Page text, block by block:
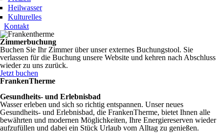
Heilwasser
Kulturelles
Kontakt
Zimmerbuchung
Buchen Sie Ihr Zimmer über unser externes Buchungstool. Sie
verlassen für die Buchung unsere Website und kehren nach Abschluss
wieder zu uns zurück.
Jetzt buchen
FrankenTherme
Gesundheits- und Erlebnisbad
Wasser erleben und sich so richtig entspannen. Unser neues
Gesundheits- und Erlebnisbad, die FrankenTherme, bietet Ihnen alle
bewährten und modernen Möglichkeiten, Ihre Energiereserven wieder
aufzufüllen und dabei ein Stück Urlaub vom Alltag zu genießen.